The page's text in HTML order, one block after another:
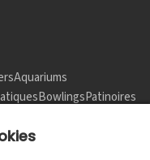
Aquariums
BowlingsPatinoires